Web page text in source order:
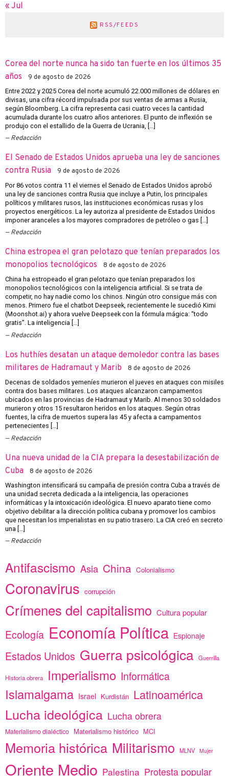
« Jul
RSS/FEEDS
Corea del norte nunca ha sido tan fuerte en los últimos 35
años
9 de agosto de 2026
Entre 2022 y 2025 Corea del norte acumuló 22.000 millones de dólares en
divisas, una cifra récord impulsada por sus ventas de armas a Rusia,
según Bloomberg. La cifra representa casi cuatro veces la cantidad
acumulada durante los cuatro años anteriores. El punto de inflexión se
produjo con el estallido de la Guerra de Ucrania, […]
Redacción
El Senado de Estados Unidos aprueba una ley de sanciones
contra Rusia
9 de agosto de 2026
Por 86 votos contra 11 el viernes el Senado de Estados Unidos aprobó
una ley de sanciones contra Rusia que incluye a Putin, los principales
políticos y militares rusos, las instituciones económicas rusas y los
proyectos energéticos. La ley autoriza al presidente de Estados Unidos
imponer aranceles a los mayores compradores de petróleo o gas […]
Redacción
China estropea el gran pelotazo que tenían preparados los
monopolios tecnológicos
8 de agosto de 2026
China ha estropeado el gran pelotazo que tenían preparados los
monopolios tecnológicos con la inteligencia artificial. Si se trata de
competir, no hay nadie como los chinos. Ningún otro consigue más con
menos. Primero fue el chatbot Deepseek, recientemente le sucedió Kimi
(Moonshot.ai) y ahora vuelve Deepseek con la fórmula mágica: “todo
gratis”. La inteligencia […]
Redacción
Los huthíes desatan un ataque demoledor contra las bases
militares de Hadramaut y Marib
8 de agosto de 2026
Decenas de soldados yemeníes murieron el jueves en ataques con misiles
contra dos bases militares. Los ataques alcanzaron campamentos
ubicados en las provincias de Hadramaut y Marib. Al menos 30 soldados
murieron y otros 15 resultaron heridos en los ataques. Según otras
fuentes, la cifra de muertos supera las 45 y afecta a campamentos
pertenecientes […]
Redacción
Una nueva unidad de la CIA prepara la desestabilización de
Cuba
8 de agosto de 2026
Washington intensificará su campaña de presión contra Cuba a través de
una unidad secreta dedicada a la inteligencia, las operaciones
informáticas y la intoxicación ideológica. El nuevo aparato tiene como
objetivo debilitar a la dirección política cubana y promover los cambios
que necesitan los imperialistas en su patio trasero. La CIA creó en secreto
una […]
Redacción
Antifascismo Asia China Colonialismo
Coronavirus corrupción
Crímenes del capitalismo Cultura popular
Ecología Economía Política Espionaje
Estados Unidos Guerra psicológica Guerrilla
Historia obrera Imperialismo Informática
Islamalgama Israel Kurdistán Latinoamérica
Lucha ideológica Lucha obrera
Materialismo dialéctico Materialismo histórico MCI
Memoria histórica Militarismo MLNV Mujer
Oriente Medio Palestina Protesta popular